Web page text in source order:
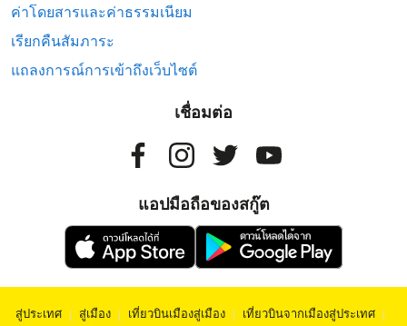
ค่าโดยสารและค่าธรรมเนียม
เรียกคืนสัมภาระ
แถลงการณ์การเข้าถึงเว็บไซต์
เชื่อมต่อ
แอปมือถือของสกู๊ต
สู่ประเทศ | สู่เมือง | เที่ยวบินเมืองสู่เมือง | เที่ยวบินจากเมืองสู่ประเทศ |